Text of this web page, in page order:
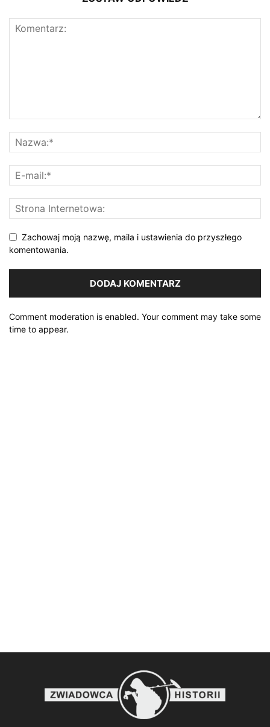
Zachowaj moją nazwę, maila i ustawienia do przyszłego
komentowania.
Comment moderation is enabled. Your comment may take some
time to appear.